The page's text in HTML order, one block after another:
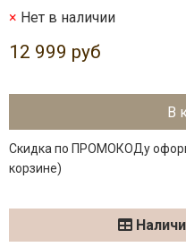
Нет в наличии
12 999 руб
В
Скидка по ПРОМОКОДу
корзине)